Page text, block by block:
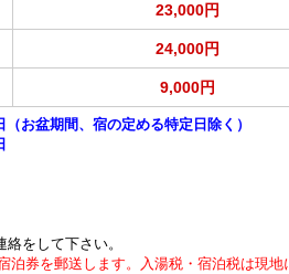
23,000円
24,000円
9,000円
お盆期間、宿の定める特定日除く）
をして下さい。
券を郵送します。入湯税・宿泊税は現地